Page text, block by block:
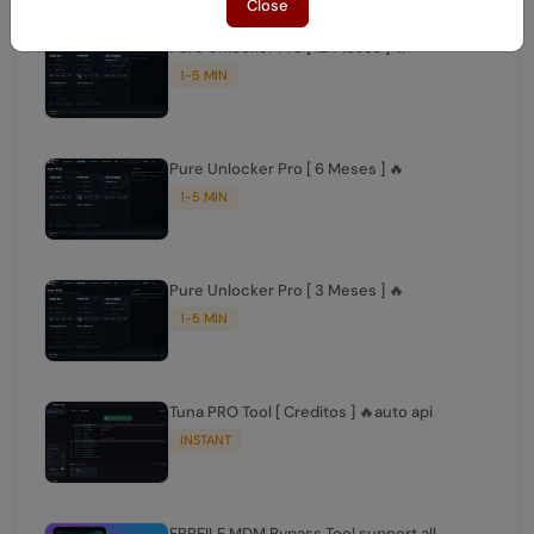
Pure Unlocker Pro [ 12 Meses ] 🔥
1-5 MIN
Pure Unlocker Pro [ 6 Meses ] 🔥
1-5 MIN
Pure Unlocker Pro [ 3 Meses ] 🔥
1-5 MIN
Tuna PRO Tool [ Creditos ] 🔥auto api
INSTANT
Close